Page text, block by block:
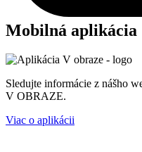
Mobilná aplikácia
Sledujte informácie z nášho
V OBRAZE.
Viac o aplikácii